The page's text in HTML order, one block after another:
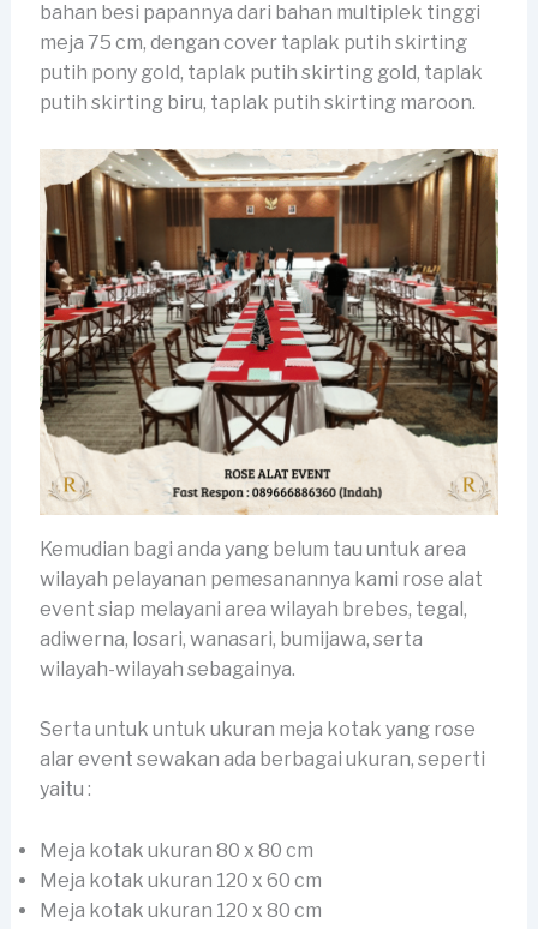
bahan besi papannya dari bahan multiplek tinggi
meja 75 cm, dengan cover taplak putih skirting
putih pony gold, taplak putih skirting gold, taplak
putih skirting biru, taplak putih skirting maroon.
Kemudian bagi anda yang belum tau untuk area
wilayah pelayanan pemesanannya kami rose alat
event siap melayani area wilayah brebes, tegal,
adiwerna, losari, wanasari, bumijawa, serta
wilayah-wilayah sebagainya.
Serta untuk untuk ukuran meja kotak yang rose
alar event sewakan ada berbagai ukuran, seperti
yaitu :
Meja kotak ukuran 80 x 80 cm
Meja kotak ukuran 120 x 60 cm
Meja kotak ukuran 120 x 80 cm